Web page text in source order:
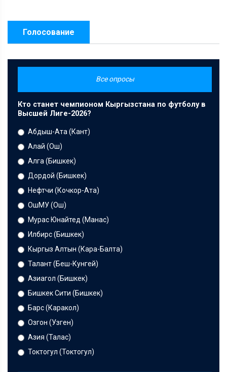
Голосование
Все опросы
Кто станет чемпионом Кыргызстана по футболу в
Высшей Лиге-2026?
Абдыш-Ата (Кант)
Алай (Ош)
Алга (Бишкек)
Дордой (Бишкек)
Нефтчи (Кочкор-Ата)
ОшМУ (Ош)
Мурас Юнайтед (Манас)
Илбирс (Бишкек)
Кыргыз Алтын (Кара-Балта)
Талант (Беш-Кунгей)
Азиагол (Бишкек)
Бишкек Сити (Бишкек)
Барс (Каракол)
Озгон (Узген)
Азия (Талас)
Токтогул (Токтогул)